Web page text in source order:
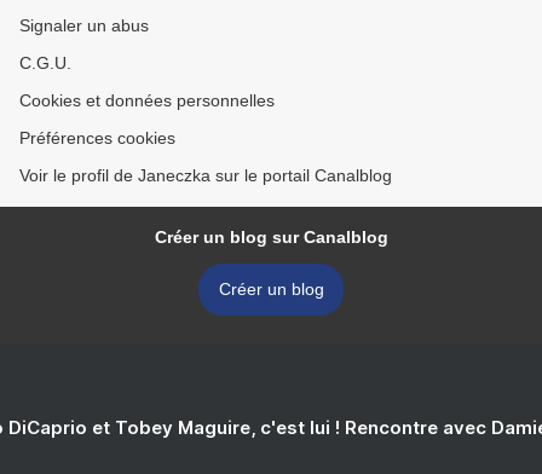
Signaler un abus
C.G.U.
Cookies et données personnelles
Préférences cookies
Voir le profil de Janeczka sur le portail Canalblog
Créer un blog sur Canalblog
Créer un blog
DiCaprio et Tobey Maguire, c'est lui ! Rencontre avec